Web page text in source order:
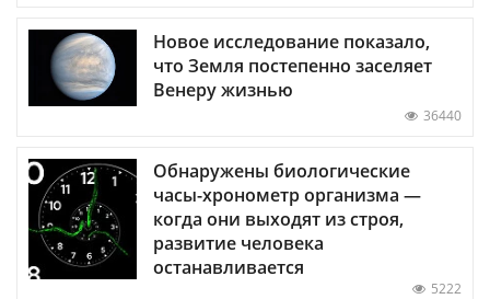
Новое исследование показало,
что Земля постепенно заселяет
Венеру жизнью
36440
Обнаружены биологические
часы-хронометр организма —
когда они выходят из строя,
развитие человека
останавливается
5222